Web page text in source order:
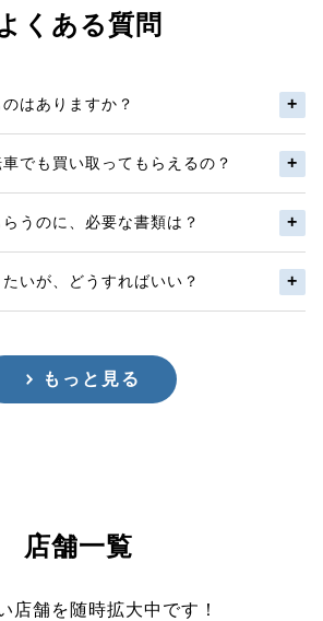
くある質問
はありますか？
でも買い取ってもらえるの？
うのに、必要な書類は？
いが、どうすればいい？
もっと見る
店舗一覧
店舗を随時拡大中です！